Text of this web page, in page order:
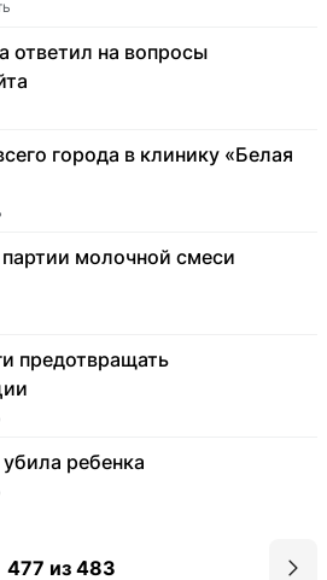
ответил на вопросы
города в клинику «Белая
молочной смеси
предотвращать
ребенка
477 из 483